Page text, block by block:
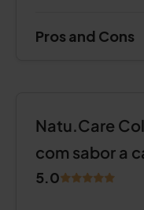
Pros and Cons
Natu.Care
com sabor a
5.0